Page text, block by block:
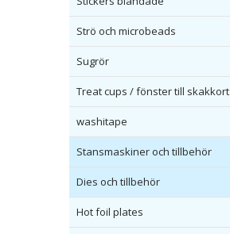
Strö och microbeads
Sugrör
Treat cups / fönster till skakkort
washitape
Stansmaskiner och tillbehör
Dies och tillbehör
Hot foil plates